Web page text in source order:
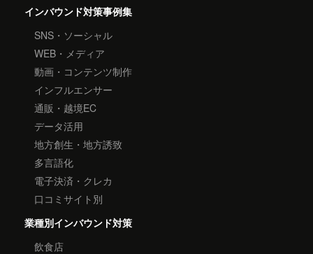
インバウンド対策事例集
SNS・ソーシャル
WEB・メディア
動画・コンテンツ制作
インフルエンサー
通販・越境EC
データ活用
地方創生・地方誘致
多言語化
電子決済・クレカ
口コミサイト別
業種別インバウンド対策
飲食店